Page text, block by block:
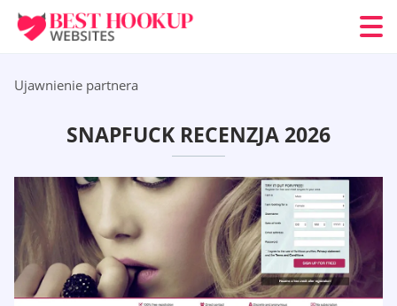
Ujawnienie partnera
SNAPFUCK RECENZJA 2026